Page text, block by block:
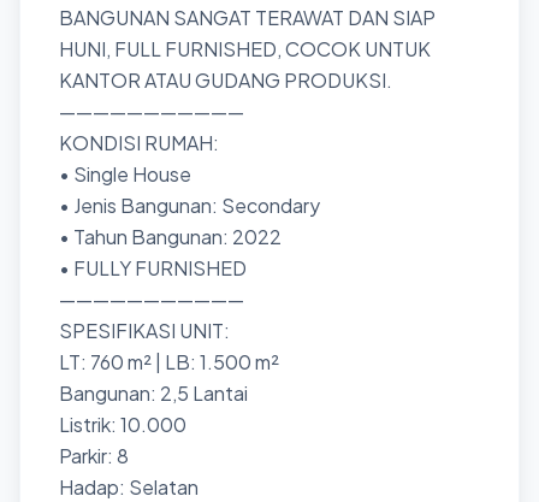
BANGUNAN SANGAT TERAWAT DAN SIAP
HUNI, FULL FURNISHED, COCOK UNTUK
KANTOR ATAU GUDANG PRODUKSI.
———————————
KONDISI RUMAH:
• Single House
• Jenis Bangunan: Secondary
• Tahun Bangunan: 2022
• FULLY FURNISHED
———————————
SPESIFIKASI UNIT:
LT: 760 m² | LB: 1.500 m²
Bangunan: 2,5 Lantai
Listrik: 10.000
Parkir: 8
Hadap: Selatan